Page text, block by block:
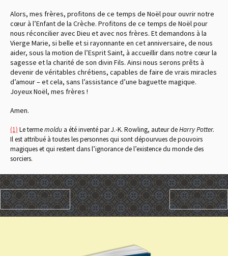
Alors, mes frères, profitons de ce temps de Noël pour ouvrir notre
cœur à l’Enfant de la Crèche. Profitons de ce temps de Noël pour
nous réconcilier avec Dieu et avec nos frères. Et demandons à la
Vierge Marie, si belle et si rayonnante en cet anniversaire, de nous
aider, sous la motion de l’Esprit Saint, à accueillir dans notre cœur la
sagesse et la charité de son divin Fils. Ainsi nous serons prêts à
devenir de véritables chrétiens, capables de faire de vrais miracles
d’amour – et cela, sans l’assistance d’une baguette magique.
Joyeux Noël, mes frères !
Amen.
(1) Le termemoldu a été inventé par J.-K. Rowling, auteur deHarry Potter.
Il est attribué à toutes les personnes qui sont dépourvues de pouvoirs
magiques et qui restent dans l’ignorance de l’existence du monde des
sorciers.
PRÉCÉDENT SUIVANT